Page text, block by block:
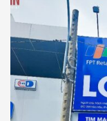
Long
Ninh